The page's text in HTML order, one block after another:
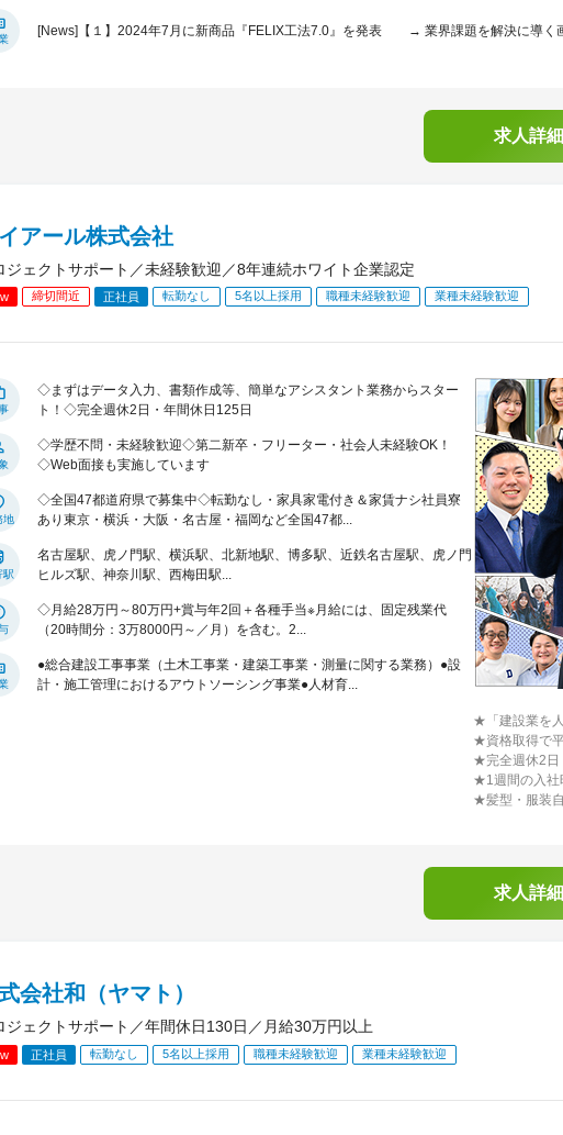
[News]【１】2024年7月に新商品『FELIX工法7.0』を発表 → 業界課題を解決に導く画
求人詳
アール株式会社
ジェクトサポート／未経験歓迎／8年連続ホワイト企業認定
締切間近 正社員 転勤なし 5名以上採用 職種未経験歓迎 業種未経験歓迎
◇まずはデータ入力、書類作成等、簡単なアシスタント業務からスター
ト！◇完全週休2日・年間休日125日
◇学歴不問・未経験歓迎◇第二新卒・フリーター・社会人未経験OK！
◇Web面接も実施しています
地
◇全国47都道府県で募集中◇転勤なし・家具家電付き＆家賃ナシ社員寮
あり東京・横浜・大阪・名古屋・福岡など全国47都...
駅
名古屋駅、虎ノ門駅、横浜駅、北新地駅、博多駅、近鉄名古屋駅、虎ノ門
ヒルズ駅、神奈川駅、西梅田駅...
◇月給28万円～80万円+賞与年2回＋各種手当※月給には、固定残業代
（20時間分：3万8000円～／月）を含む。2...
●総合建設工事事業（土木工事業・建築工事業・測量に関する業務）●設
計・施工管理におけるアウトソーシング事業●人材育...
★「建設業を
★資格取得で
★完全週休2日
★1週間の入社
★髪型・服装
求人詳
会社和（ヤマト）
ジェクトサポート／年間休日130日／月給30万円以上
正社員 転勤なし 5名以上採用 職種未経験歓迎 業種未経験歓迎